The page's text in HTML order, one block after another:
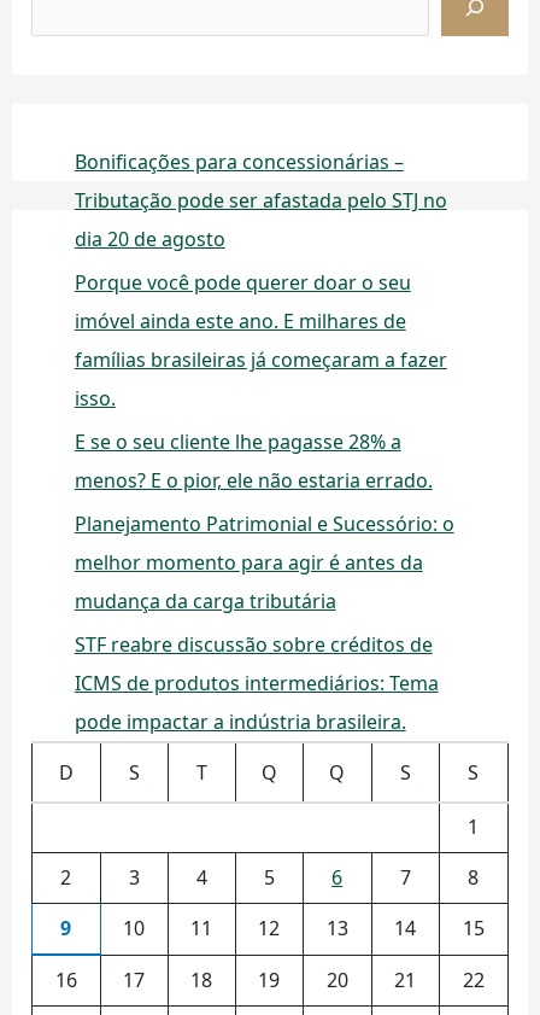
Bonificações para concessionárias –
Tributação pode ser afastada pelo STJ no
dia 20 de agosto
Porque você pode querer doar o seu
imóvel ainda este ano. E milhares de
famílias brasileiras já começaram a fazer
isso.
E se o seu cliente lhe pagasse 28% a
menos? E o pior, ele não estaria errado.
Planejamento Patrimonial e Sucessório: o
melhor momento para agir é antes da
mudança da carga tributária
STF reabre discussão sobre créditos de
ICMS de produtos intermediários: Tema
pode impactar a indústria brasileira.
D S T Q Q S S
1
2
3 4 5 6 7
8
9
10 11 12 13 14
15
16
17 18 19 20 21
22